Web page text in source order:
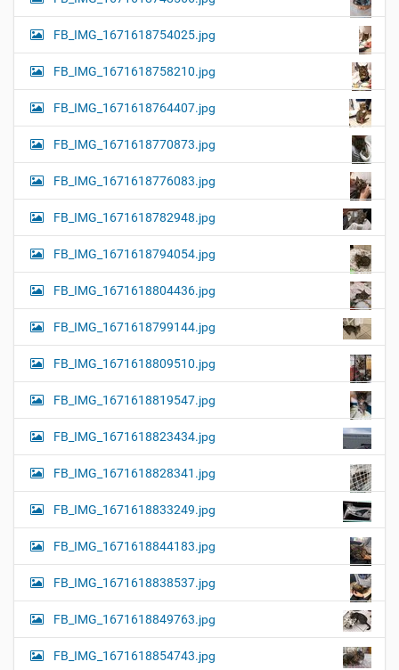
FB_IMG_1671618754025.jpg
FB_IMG_1671618758210.jpg
FB_IMG_1671618764407.jpg
FB_IMG_1671618770873.jpg
FB_IMG_1671618776083.jpg
FB_IMG_1671618782948.jpg
FB_IMG_1671618794054.jpg
FB_IMG_1671618804436.jpg
FB_IMG_1671618799144.jpg
FB_IMG_1671618809510.jpg
FB_IMG_1671618819547.jpg
FB_IMG_1671618823434.jpg
FB_IMG_1671618828341.jpg
FB_IMG_1671618833249.jpg
FB_IMG_1671618844183.jpg
FB_IMG_1671618838537.jpg
FB_IMG_1671618849763.jpg
FB_IMG_1671618854743.jpg